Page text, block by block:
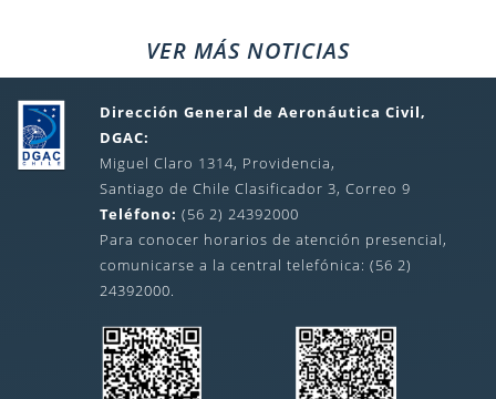
VER MÁS NOTICIAS
Dirección General de Aeronáutica Civil,
DGAC:
Miguel Claro 1314, Providencia,
Santiago de Chile Clasificador 3, Correo 9
Teléfono: (56 2) 24392000
Para conocer horarios de atención presencial,
comunicarse a la central telefónica: (56 2)
24392000.